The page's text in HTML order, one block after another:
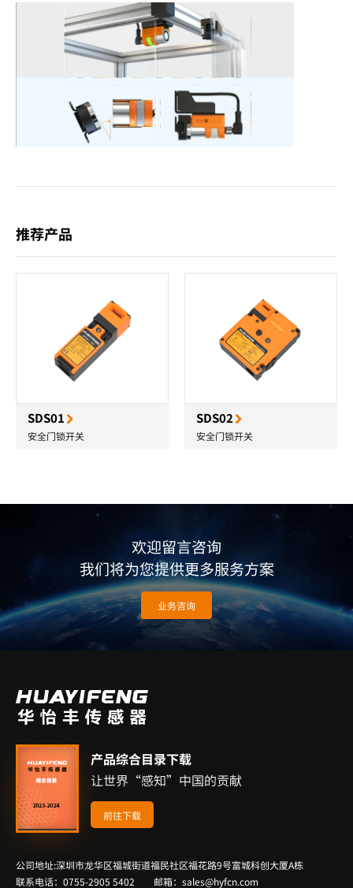
推荐产品
SDS01
安全门锁开关
SDS02
安全门锁开关
欢迎留言咨询
我们将为您提供更多服务方案
业务咨询
产品综合目录下载
让世界“感知”中国的贡献
前往下载
公司地址:深圳市龙华区福城街道福民社区福花路9号富城科创大厦A栋
联系电话：0755-2905 5402 邮箱：sales@hyfcn.com